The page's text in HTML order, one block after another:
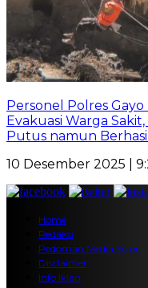
Personel Polres
Evakuasi Warga
Putus namun
10 Desember 2025 |
Home
Redaksi
Pedoman Media Siber
Disclaimer
Info Iklan